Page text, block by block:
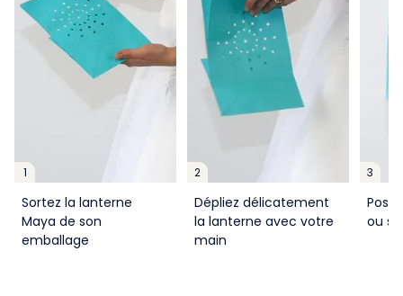
1
Sortez la lanterne
Maya de son
emballage
2
Dépliez délicatement
la lanterne avec votre
main
3
ou